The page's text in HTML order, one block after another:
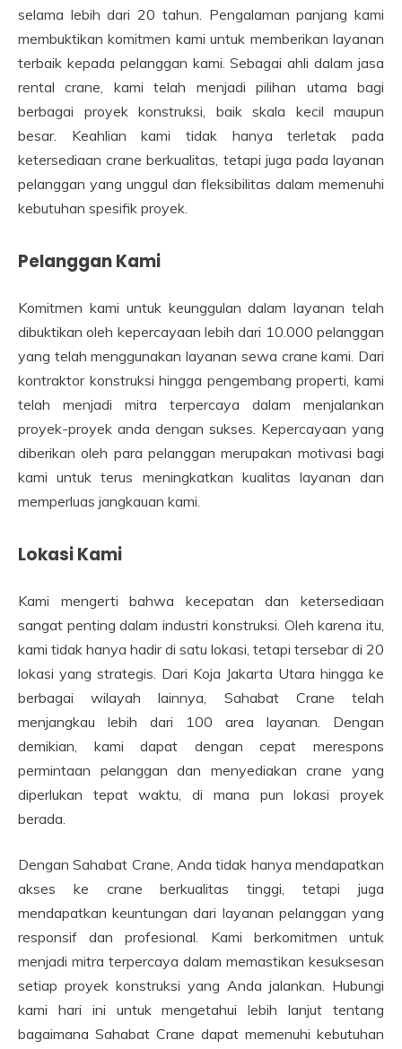
selama lebih dari 20 tahun. Pengalaman panjang kami
membuktikan komitmen kami untuk memberikan layanan
terbaik kepada pelanggan kami. Sebagai ahli dalam jasa
rental crane, kami telah menjadi pilihan utama bagi
berbagai proyek konstruksi, baik skala kecil maupun
besar. Keahlian kami tidak hanya terletak pada
ketersediaan crane berkualitas, tetapi juga pada layanan
pelanggan yang unggul dan fleksibilitas dalam memenuhi
kebutuhan spesifik proyek.
Pelanggan Kami
Komitmen kami untuk keunggulan dalam layanan telah
dibuktikan oleh kepercayaan lebih dari 10.000 pelanggan
yang telah menggunakan layanan sewa crane kami. Dari
kontraktor konstruksi hingga pengembang properti, kami
telah menjadi mitra terpercaya dalam menjalankan
proyek-proyek anda dengan sukses. Kepercayaan yang
diberikan oleh para pelanggan merupakan motivasi bagi
kami untuk terus meningkatkan kualitas layanan dan
memperluas jangkauan kami.
Lokasi Kami
Kami mengerti bahwa kecepatan dan ketersediaan
sangat penting dalam industri konstruksi. Oleh karena itu,
kami tidak hanya hadir di satu lokasi, tetapi tersebar di 20
lokasi yang strategis. Dari Koja Jakarta Utara hingga ke
berbagai wilayah lainnya, Sahabat Crane telah
menjangkau lebih dari 100 area layanan. Dengan
demikian, kami dapat dengan cepat merespons
permintaan pelanggan dan menyediakan crane yang
diperlukan tepat waktu, di mana pun lokasi proyek
berada.
Dengan Sahabat Crane, Anda tidak hanya mendapatkan
akses ke crane berkualitas tinggi, tetapi juga
mendapatkan keuntungan dari layanan pelanggan yang
responsif dan profesional. Kami berkomitmen untuk
menjadi mitra terpercaya dalam memastikan kesuksesan
setiap proyek konstruksi yang Anda jalankan. Hubungi
kami hari ini untuk mengetahui lebih lanjut tentang
bagaimana Sahabat Crane dapat memenuhi kebutuhan